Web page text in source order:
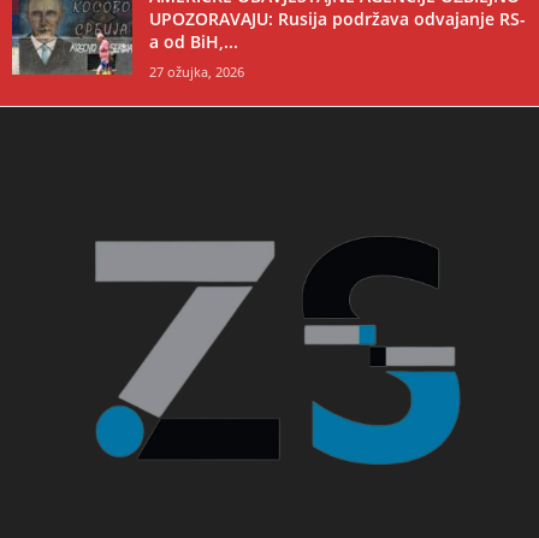
UPOZORAVAJU: Rusija podržava odvajanje RS-
a od BiH,...
27 ožujka, 2026